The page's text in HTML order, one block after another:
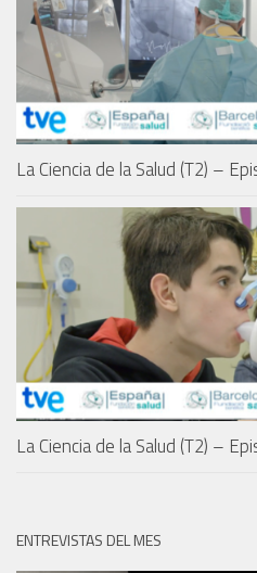
La Ciencia de la Salud (T2) –
La Ciencia de la Salud (T2) –
ENTREVISTAS DEL MES